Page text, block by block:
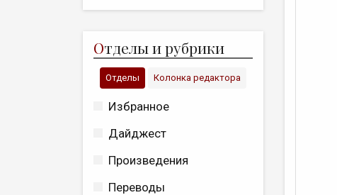
Отделы и рубрики
Отделы Колонка редактора
Избранное
Дайджест
Произведения
Переводы